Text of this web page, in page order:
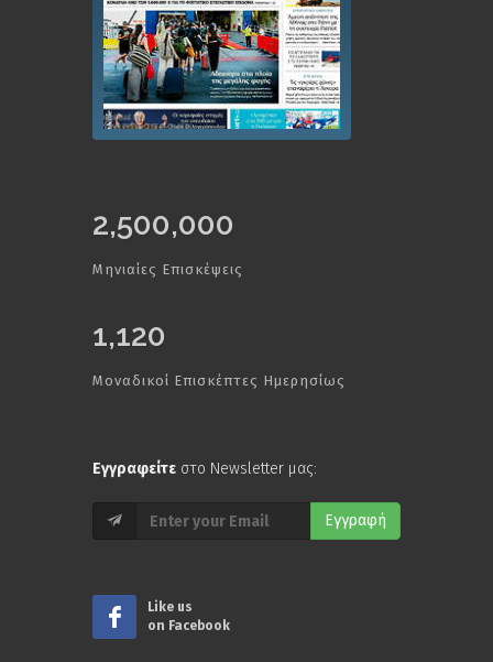
2,500,000
Μηνιαίες Επισκέψεις
1,120
Μοναδικοί Επισκέπτες Ημερησίως
Εγγραφείτε στο Newsletter μας:
Εγγραφή
Like us
on Facebook